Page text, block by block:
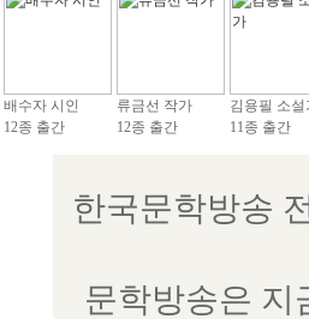
배수자 시인
12종 출간
류금선 작가
12종 출간
김용필 소설
11종 출간
한국문학방송
문학방송은 지